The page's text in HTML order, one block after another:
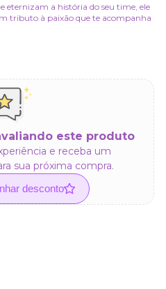
eternizam a história do seu time, ele
tributo à paixão que te acompanha
este produto
e receba um
sua próxima compra.
desconto